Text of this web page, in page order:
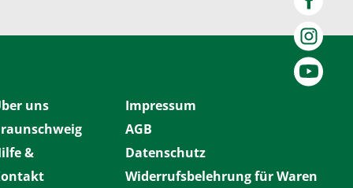
uns
&
Impressum
AGB
Datenschutz
Widerrufsbelehrung für Waren